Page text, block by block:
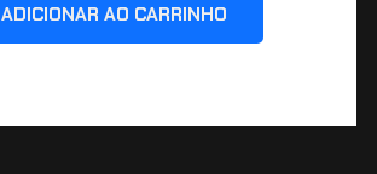
ADICIONAR AO CARRINHO